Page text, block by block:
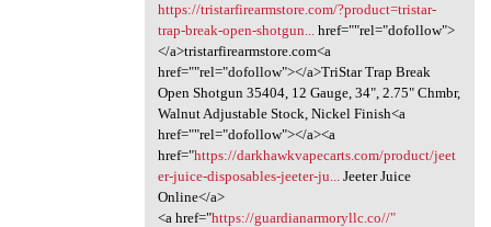
https://tristarfirearmstore.com/?product=tristar-
trap-break-open-shotgun...
href=""rel="dofollow">
</a>tristarfirearmstore.com<a
href=""rel="dofollow"></a>TriStar Trap Break
Open Shotgun 35404, 12 Gauge, 34", 2.75" Chmbr,
Walnut Adjustable Stock, Nickel Finish<a
href=""rel="dofollow"></a><a
href="https://darkhawkvapecarts.com/product/jeet
er-juice-disposables-jeeter-ju...
Jeeter Juice
Online</a>
<a href="https://guardianarmoryllc.co//"